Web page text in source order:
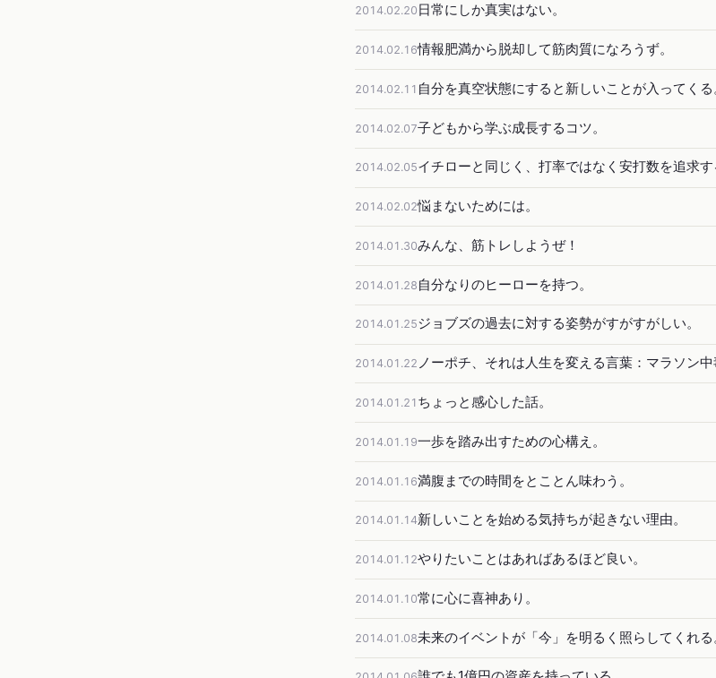
2014.02.20 日常にしか真実はない。
2014.02.16情報肥満から脱却して筋肉質になろうず。
2014.02.11 自分を真空状態にすると新しいことが入ってくる
2014.02.07子どもから学ぶ成長するコツ。
2014.02.05イチローと同じく、打率ではなく安打数を追求す
2014.02.02悩まないためには。
2014.01.30みんな、筋トレしようぜ！
2014.01.28 自分なりのヒーローを持つ。
2014.01.25ジョブズの過去に対する姿勢がすがすがしい。
2014.01.22 ノーポチ、それは人生を変える言葉：マラソン中
2014.01.21 ちょっと感心した話。
2014.01.19一歩を踏み出すための心構え。
2014.01.16満腹までの時間をとことん味わう。
2014.01.14新しいことを始める気持ちが起きない理由。
2014.01.12やりたいことはあればあるほど良い。
2014.01.10常に心に喜神あり。
2014.01.08未来のイベントが「今」を明るく照らしてくれる